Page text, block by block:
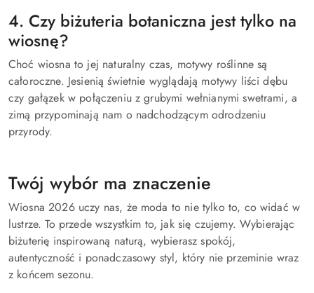
4. Czy biżuteria botaniczna jest tylko na
wiosnę?
Choć wiosna to jej naturalny czas, motywy roślinne są
całoroczne. Jesienią świetnie wyglądają motywy liści dębu
czy gałązek w połączeniu z grubymi wełnianymi swetrami, a
zimą przypominają nam o nadchodzącym odrodzeniu
przyrody.
Twój wybór ma znaczenie
Wiosna 2026 uczy nas, że moda to nie tylko to, co widać w
lustrze. To przede wszystkim to, jak się czujemy. Wybierając
biżuterię inspirowaną naturą, wybierasz spokój,
autentyczność i ponadczasowy styl, który nie przeminie wraz
z końcem sezonu.